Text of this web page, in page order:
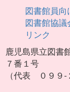
図書館員向
図書館協議
リンク
鹿児島県立図書
７番１号
（代表 ０９９-